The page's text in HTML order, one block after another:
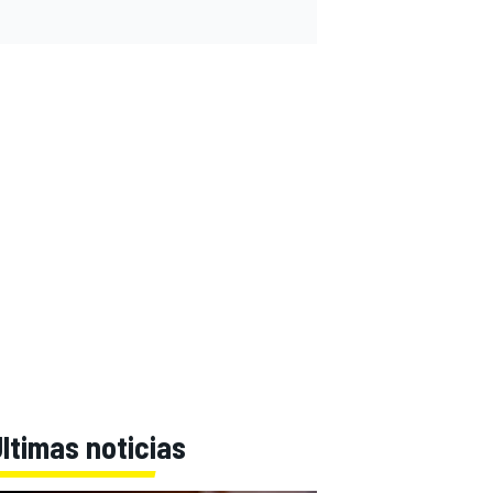
noticias